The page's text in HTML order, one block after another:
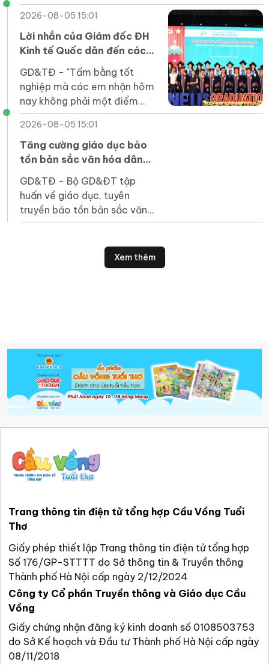
em tiếp cận kỹ năng an toàn
dưới nước ngay trong trường
học.
2026-08-05 15:01
Lời nhắn của Giám đốc ĐH
Kinh tế Quốc dân đến các
GD&TĐ - "Tấm bằng tốt
nghiệp mà các em nhận hôm
nay không phải một điểm
dừng mà là tấm vé để các
em bước vào một sân chơi
rộng lớn hơn".
2026-08-05 15:01
Tăng cường giáo dục bảo
tồn bản sắc văn hóa dân
tộc Jrai, Bahnar ở tiểu học
GD&TĐ - Bộ GD&ĐT tập
huấn về giáo dục, tuyên
truyền bảo tồn bản sắc văn
hóa Jrai, Bahnar cho cán bộ
Xem thêm
Trang thông tin điện tử tổng hợp Cầu Vồng Tuổi
Thơ
Giấy phép thiết lập Trang thông tin điện tử tổng hợp
Số 176/GP-STTTT do Sở thông tin & Truyền thông
Thành phố Hà Nội cấp ngày 2/12/2024
Công ty Cổ phần Truyền thông và Giáo dục Cầu
Vồng
Giấy chứng nhận đăng ký kinh doanh số 0108503753
do Sở Kế hoạch và Đầu tư Thành phố Hà Nội cấp ngày
08/11/2018